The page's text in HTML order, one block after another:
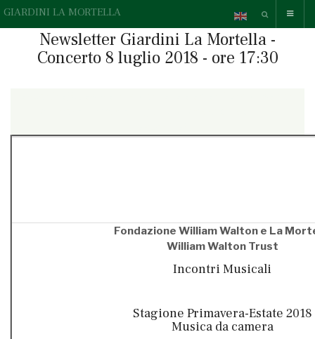
GIARDINI LA MORTELLA
Newsletter Giardini La Mortella -
Concerto 8 luglio 2018 - ore 17:30
Fondazione William Walton e La
William Walton Trust
Incontri Musicali
Stagione Primavera-Estate 2018
Musica da camera